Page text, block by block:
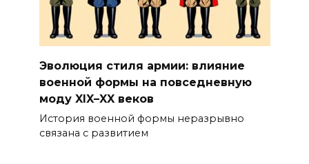
Эволюция стиля армии: влияние
военной формы на повседневную
моду XIX–XX веков
История военной формы неразрывно
связана с развитием